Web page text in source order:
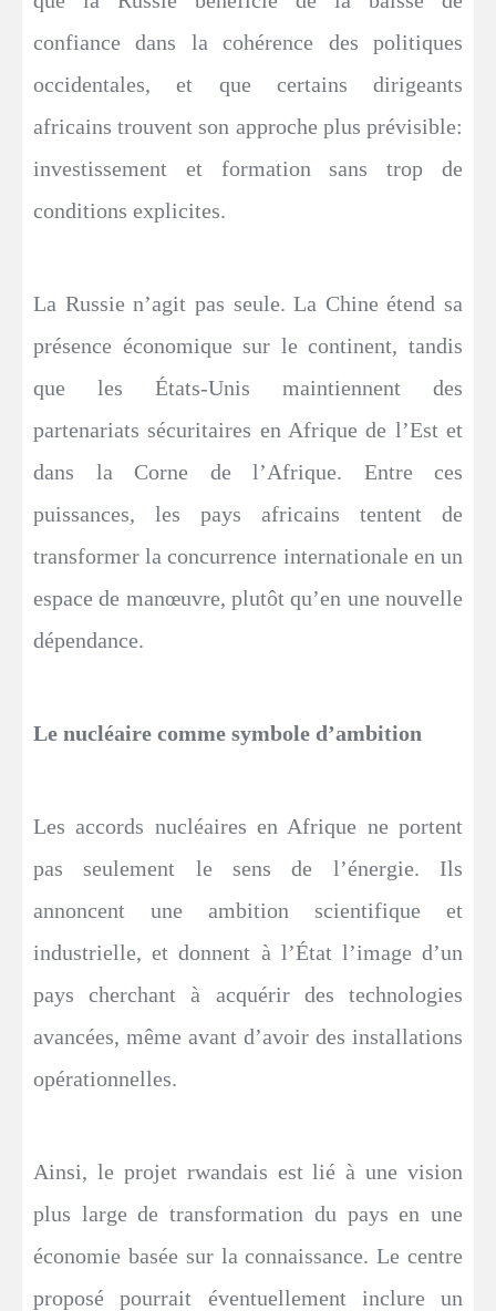
confiance dans la cohérence des politiques
occidentales, et que certains dirigeants
africains trouvent son approche plus prévisible:
investissement et formation sans trop de
conditions explicites.
La Russie n’agit pas seule. La Chine étend sa
présence économique sur le continent, tandis
que les États-Unis maintiennent des
partenariats sécuritaires en Afrique de l’Est et
dans la Corne de l’Afrique. Entre ces
puissances, les pays africains tentent de
transformer la concurrence internationale en un
espace de manœuvre, plutôt qu’en une nouvelle
dépendance.
Le nucléaire comme symbole d’ambition
Les accords nucléaires en Afrique ne portent
pas seulement le sens de l’énergie. Ils
annoncent une ambition scientifique et
industrielle, et donnent à l’État l’image d’un
pays cherchant à acquérir des technologies
avancées, même avant d’avoir des installations
opérationnelles.
Ainsi, le projet rwandais est lié à une vision
plus large de transformation du pays en une
économie basée sur la connaissance. Le centre
proposé pourrait éventuellement inclure un